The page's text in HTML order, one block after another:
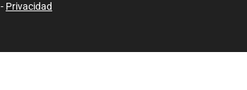
- Privacidad